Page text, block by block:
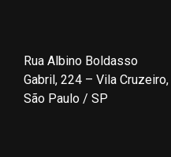
Rua Albino Boldasso
Gabril, 224 – Vila Cruzeiro,
São Paulo / SP